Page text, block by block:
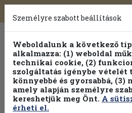
Toggle
navigation
Válogasson több mint
100%
Személyre szabott beállítások
Weboldalunk a következő
alkalmazza: (1) weboldal
technikai cookie, (2)
szolgáltatás igénybe vételét
könnyebbé és gyorsabbá, (3)
amely alapján személyre
kereshetjük meg Önt. A
érheti el.